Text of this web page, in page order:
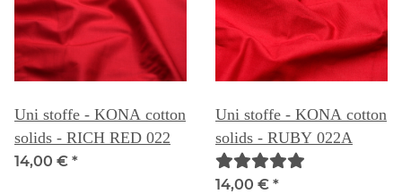
Uni stoffe - KONA cotton
solids - RICH RED 022
14,00 € *
Uni stoffe - KONA cotton
solids - RUBY 022A
14,00 € *